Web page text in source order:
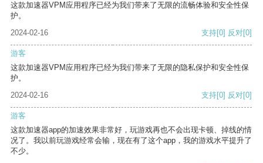
这款加速器VPM应用程序已经为我们带来了无限的流畅体验和安全性保
护。
2024-02-16
支持[0] 反对[0]
游客
这款加速器VPM应用程序已经为我们带来了无限的隐私保护和安全性保
护。
2024-02-16
支持[0] 反对[0]
游客
这款加速器app的加速效果非常好，玩游戏再也不会出现卡顿、掉线的情
况了。我以前玩游戏经常会输，现在有了这个app，我的游戏水平提升了
不少。